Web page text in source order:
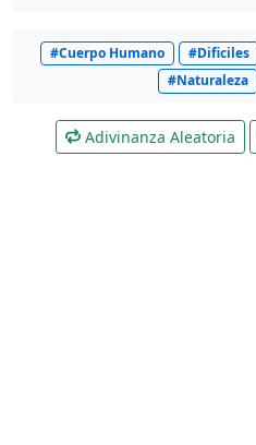
#Cuerpo Humano #Dificiles
#Naturaleza
Adivinanza Aleatoria